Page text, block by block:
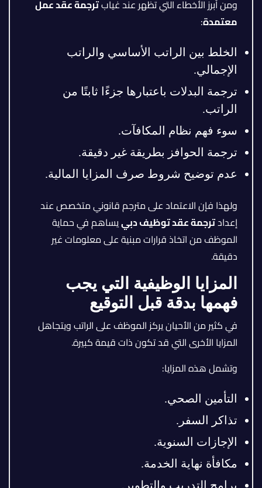
ومن أبرز الأخطاء التي تظهر عند غيابترجمة عقد عمل
معتمدة:
الخلط بين الراتب الأساسي والراتب
الإجمالي.
ترجمة البدلات باعتبارها جزءًا ثابتًا من
الراتب.
سوء فهم نظام المكافآت.
ترجمة الحوافز بطريقة غير دقيقة.
عدم توضيح شروط صرف المزايا المالية.
ولهذا فإن الاعتماد على مترجم قانوني متخصص عند
إعدادترجمة عقد توظيف دبييساهم في حماية
الموظف من اتخاذ قرارات مبنية على معلومات غير
دقيقة.
المزايا الوظيفية التي يجب
فهمها بدقة قبل التوقيع
في كثير من الأحيان يركز الموظف على الراتب ويتجاهل
المزايا الأخرى التي قد تكون ذات قيمة كبيرة.
وتشمل هذه المزايا:
التأمين الصحي.
تذاكر السفر.
الإجازات السنوية.
مكافأة نهاية الخدمة.
برامج التدريب والتطوير.